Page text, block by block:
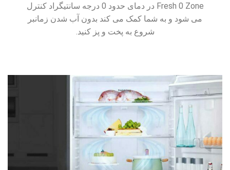
Fresh 0 Zone در دمای حدود 0 درجه سانتیگراد کنترل
می شود و به شما کمک می کند بدون آب شدن زمانبر
شروع به پخت و پز کنید.